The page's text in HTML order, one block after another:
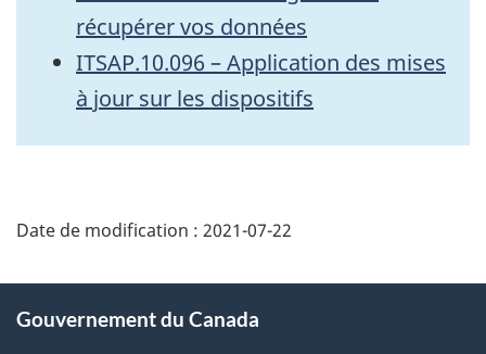
récupérer vos données
ITSAP.10.096 – Application des mises
à jour sur les dispositifs
Date de modification : 2021-07-22
propos
Gouvernement du Canada